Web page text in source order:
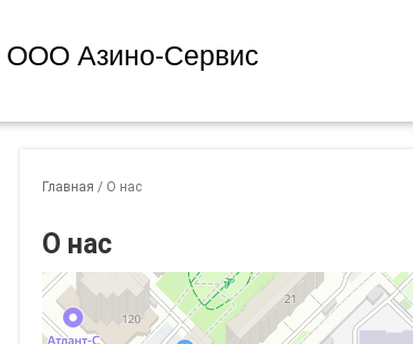
ООО Азино-Сервис
Главная / О нас
О нас